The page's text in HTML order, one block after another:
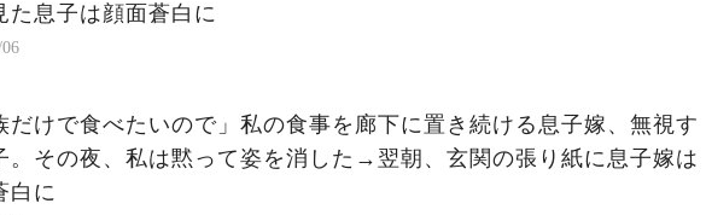
た息子は顔面蒼白に
だけで食べたいので」私の食事を廊下に置き続ける息子嫁、無視す
。その夜、私は黙って姿を消した→翌朝、玄関の張り紙に息子嫁は
白に